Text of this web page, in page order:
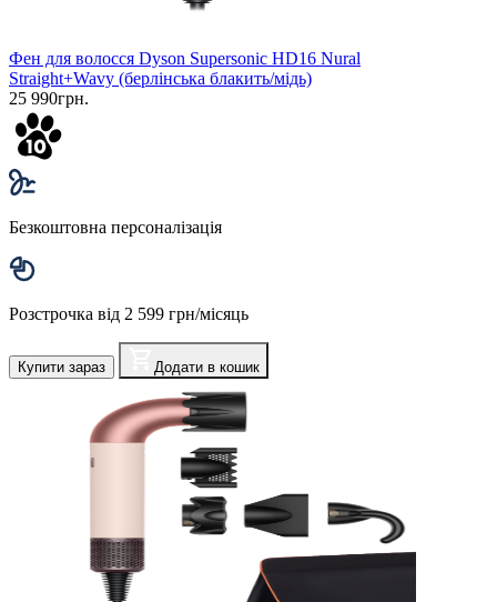
Фен для волосся Dyson Supersonic HD16 Nural
Straight+Wavy (берлінська блакить/мідь)
25 990грн.
Безкоштовна персоналізація
Розстрочка від 2 599 грн/місяць
Купити зараз Додати в кошик